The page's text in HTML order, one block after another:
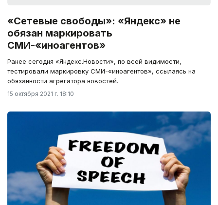
«Сетевые свободы»: «Яндекс» не
обязан маркировать
СМИ-«иноагентов»
Ранее сегодня «Яндекс.Новости», по всей видимости,
тестировали маркировку СМИ-«иноагентов», ссылаясь на
обязанности агрегатора новостей.
15 октября 2021 г. 18:10